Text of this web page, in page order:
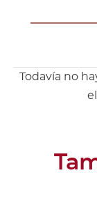
Todavía no